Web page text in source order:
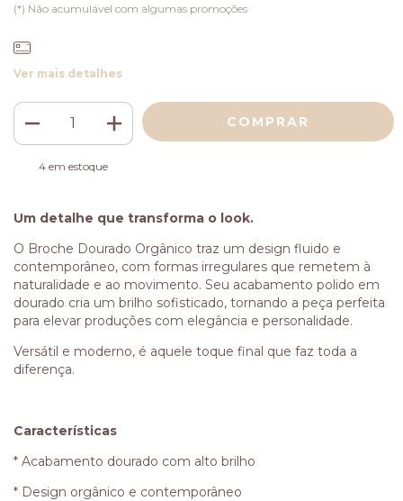
(*) Não acumulável com algumas promoções
Ver mais detalhes
4em estoque
Um detalhe que transforma o look.
O Broche Dourado Orgânico traz um design fluido e
contemporâneo, com formas irregulares que remetem à
naturalidade e ao movimento. Seu acabamento polido em
dourado cria um brilho sofisticado, tornando a peça perfeita
para elevar produções com elegância e personalidade.
Versátil e moderno, é aquele toque final que faz toda a
diferença.
Características
* Acabamento dourado com alto brilho
* Design orgânico e contemporâneo